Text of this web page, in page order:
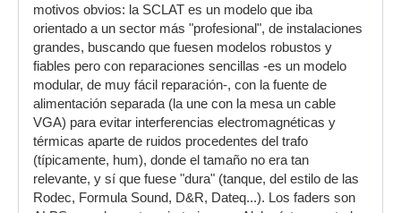
motivos obvios: la SCLAT es un modelo que iba
orientado a un sector más "profesional", de instalaciones
grandes, buscando que fuesen modelos robustos y
fiables pero con reparaciones sencillas -es un modelo
modular, de muy fácil reparación-, con la fuente de
alimentación separada (la une con la mesa un cable
VGA) para evitar interferencias electromagnéticas y
térmicas aparte de ruidos procedentes del trafo
(típicamente, hum), donde el tamaño no era tan
relevante, y sí que fuese "dura" (tanque, del estilo de las
Rodec, Formula Sound, D&R, Dateq...). Los faders son